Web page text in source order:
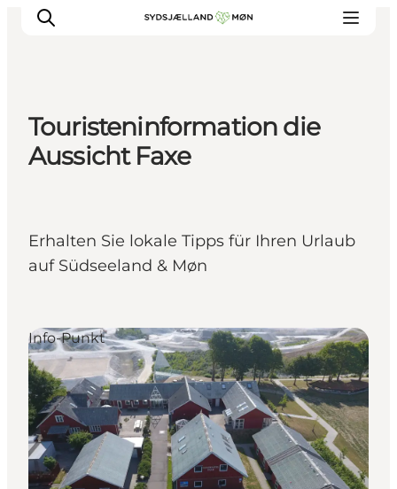
Erleben
Unterkunft
Reise planen
Touristeninformation die
Aussicht Faxe
Erhalten Sie lokale Tipps für Ihren Urlaub
auf Südseeland & Møn
Info-Punkt